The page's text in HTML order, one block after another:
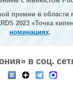
премии в области
2023 «Точка
номинациях.
в соц.